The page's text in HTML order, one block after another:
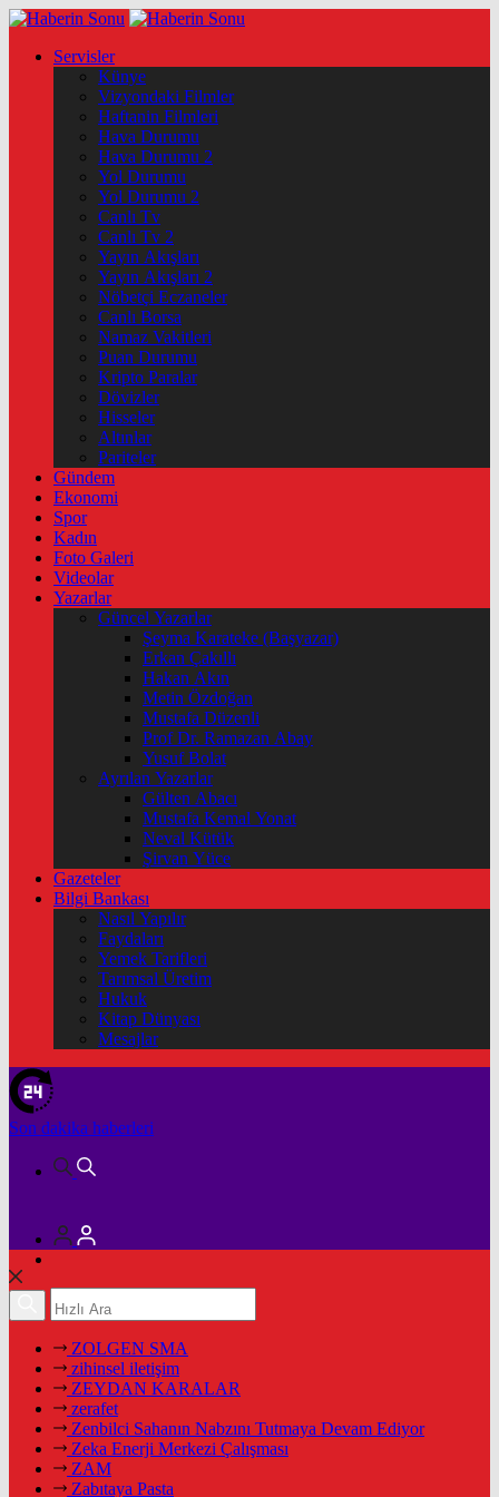
Servisler
Künye
Vizyondaki Filmler
Haftanin Filmleri
Hava Durumu
Hava Durumu 2
Yol Durumu
Yol Durumu 2
Canlı Tv
Canlı Tv 2
Yayın Akışları
Yayın Akışları 2
Nöbetçi Eczaneler
Canlı Borsa
Namaz Vakitleri
Puan Durumu
Kripto Paralar
Dövizler
Hisseler
Altınlar
Pariteler
Gündem
Ekonomi
Spor
Kadın
Foto Galeri
Videolar
Yazarlar
Güncel Yazarlar
Şeyma Karateke (Başyazar)
Erkan Çakıllı
Hakan Akın
Metin Özdoğan
Mustafa Düzenli
Prof Dr. Ramazan Abay
Yusuf Bolat
Ayrılan Yazarlar
Gülten Abacı
Mustafa Kemal Yonat
Neval Kütük
Şirvan Yüce
Gazeteler
Bilgi Bankası
Nasıl Yapılır
Faydaları
Yemek Tarifleri
Tarımsal Üretim
Hukuk
Kitap Dünyası
Mesajlar
Son dakika haberleri
ZOLGEN SMA
zihinsel iletişim
ZEYDAN KARALAR
zerafet
Zenbilci Sahanın Nabzını Tutmaya Devam Ediyor
Zeka Enerji Merkezi Çalışması
ZAM
Zabıtaya Pasta